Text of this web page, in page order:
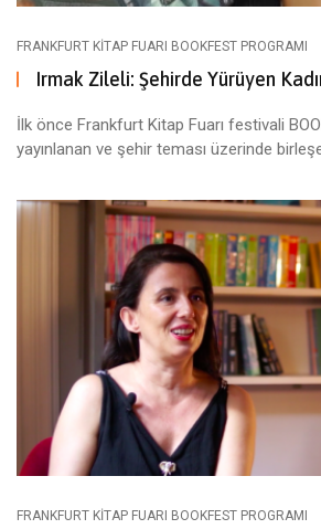
FRANKFURT KITAP FUARI BOOKFEST PROGRAMI
Irmak Zileli: Şehirde Yürüyen
İlk önce Frankfurt Kitap Fuarı festivali
yayınlanan ve şehir teması üzerinde
FRANKFURT KITAP FUARI BOOKFEST PROGRAMI